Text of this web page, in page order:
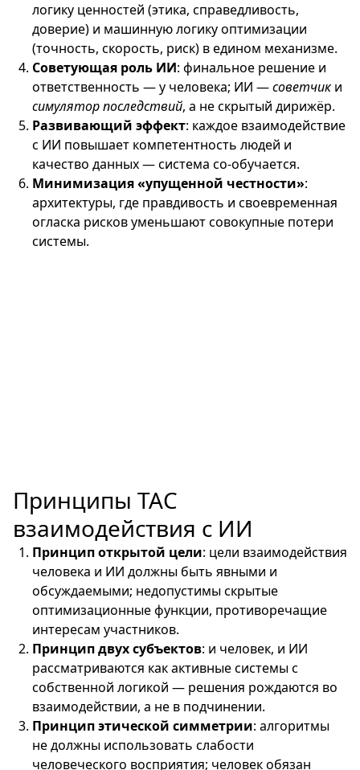
логику ценностей (этика, справедливость,
доверие) и машинную логику оптимизации
(точность, скорость, риск) в едином механизме.
Советующая роль ИИ: финальное решение и
ответственность — у человека; ИИ —советчики
симулятор последствий, а не скрытый дирижёр.
Развивающий эффект: каждое взаимодействие
с ИИ повышает компетентность людей и
качество данных — система со‑обучается.
Минимизация «упущенной честности»:
архитектуры, где правдивость и своевременная
огласка рисков уменьшают совокупные потери
системы.
Принципы ТАС
взаимодействия с ИИ
Принцип открытой цели: цели взаимодействия
человека и ИИ должны быть явными и
обсуждаемыми; недопустимы скрытые
оптимизационные функции, противоречащие
интересам участников.
Принцип двух субъектов: и человек, и ИИ
рассматриваются как активные системы с
собственной логикой — решения рождаются во
взаимодействии, а не в подчинении.
Принцип этической симметрии: алгоритмы
не должны использовать слабости
человеческого восприятия; человек обязан